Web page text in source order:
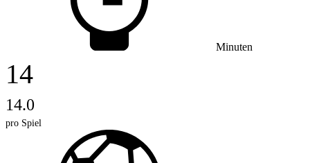
Minuten
14
14.0
pro Spiel